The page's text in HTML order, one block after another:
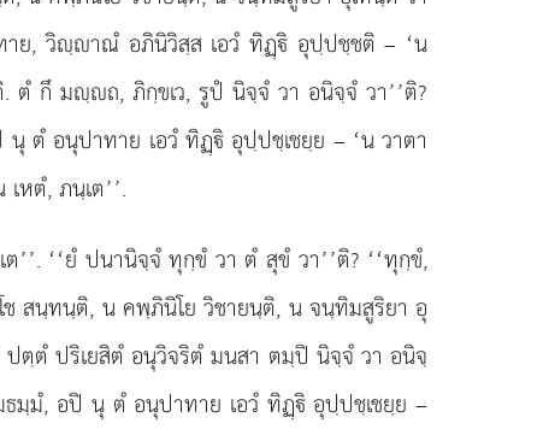
าย, วิฺาณํ อภินิวิสฺส เอวํ ทิฏฺิ อุปฺปชฺชติ – ‘น
. ตํกึ มฺถ, ภิกฺขเว, รูปํ นิจฺจํ วา อนิจฺจํ วา’’ติ?
ตํ อนุปาทาย เอวํ ทิฏฺิ อุปฺปชฺเชยฺย – ‘น วาตา
เหตํ, ภนฺเต’’.
‘‘ยํ ปนานิจฺจํ ทุกฺขํ วา ตํ สุขํ วา’’ติ? ‘‘ทุกฺขํ,
สนฺทนฺติ, น คพฺภินิโย วิชายนฺติ, น จนฺทิมสูริยา อุ
ตํ ปริเยสิตํ อนุวิจริตํ มนสา ตมฺปิ นิจฺจํ วา อนิจฺ
ธมฺมํ, อปิ นุ ตํ อนุปาทาย เอวํ ทิฏฺิ อุปฺปชฺเชยฺย –